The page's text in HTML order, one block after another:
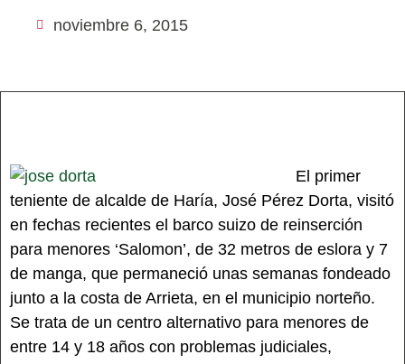
noviembre 6, 2015
El primer
teniente de alcalde de Haría, José Pérez Dorta, visitó
en fechas recientes el barco suizo de reinserción
para menores ‘Salomon’, de 32 metros de eslora y 7
de manga, que permaneció unas semanas fondeado
junto a la costa de Arrieta, en el municipio norteño.
Se trata de un centro alternativo para menores de
entre 14 y 18 años con problemas judiciales,